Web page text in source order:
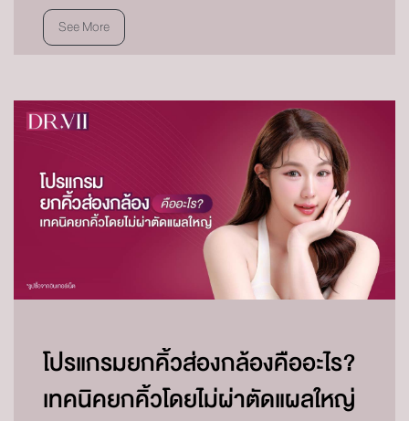
See More
โปรแกรมยกคิ้วส่องกล้องคืออะไร?
เทคนิคยกคิ้วโดยไม่ผ่าตัดแผลใหญ่